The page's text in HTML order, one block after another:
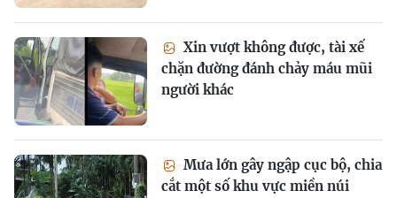
Xin vượt không được, tài xế
chặn đường đánh chảy máu mũi
người khác
Mưa lớn gây ngập cục bộ, chia
cắt một số khu vực miền núi